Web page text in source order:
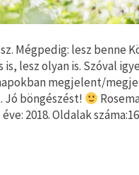
Mégpedig: lesz benne
lesz olyan is. Szóval
megjelent/
böngészést!
2018. Oldalak